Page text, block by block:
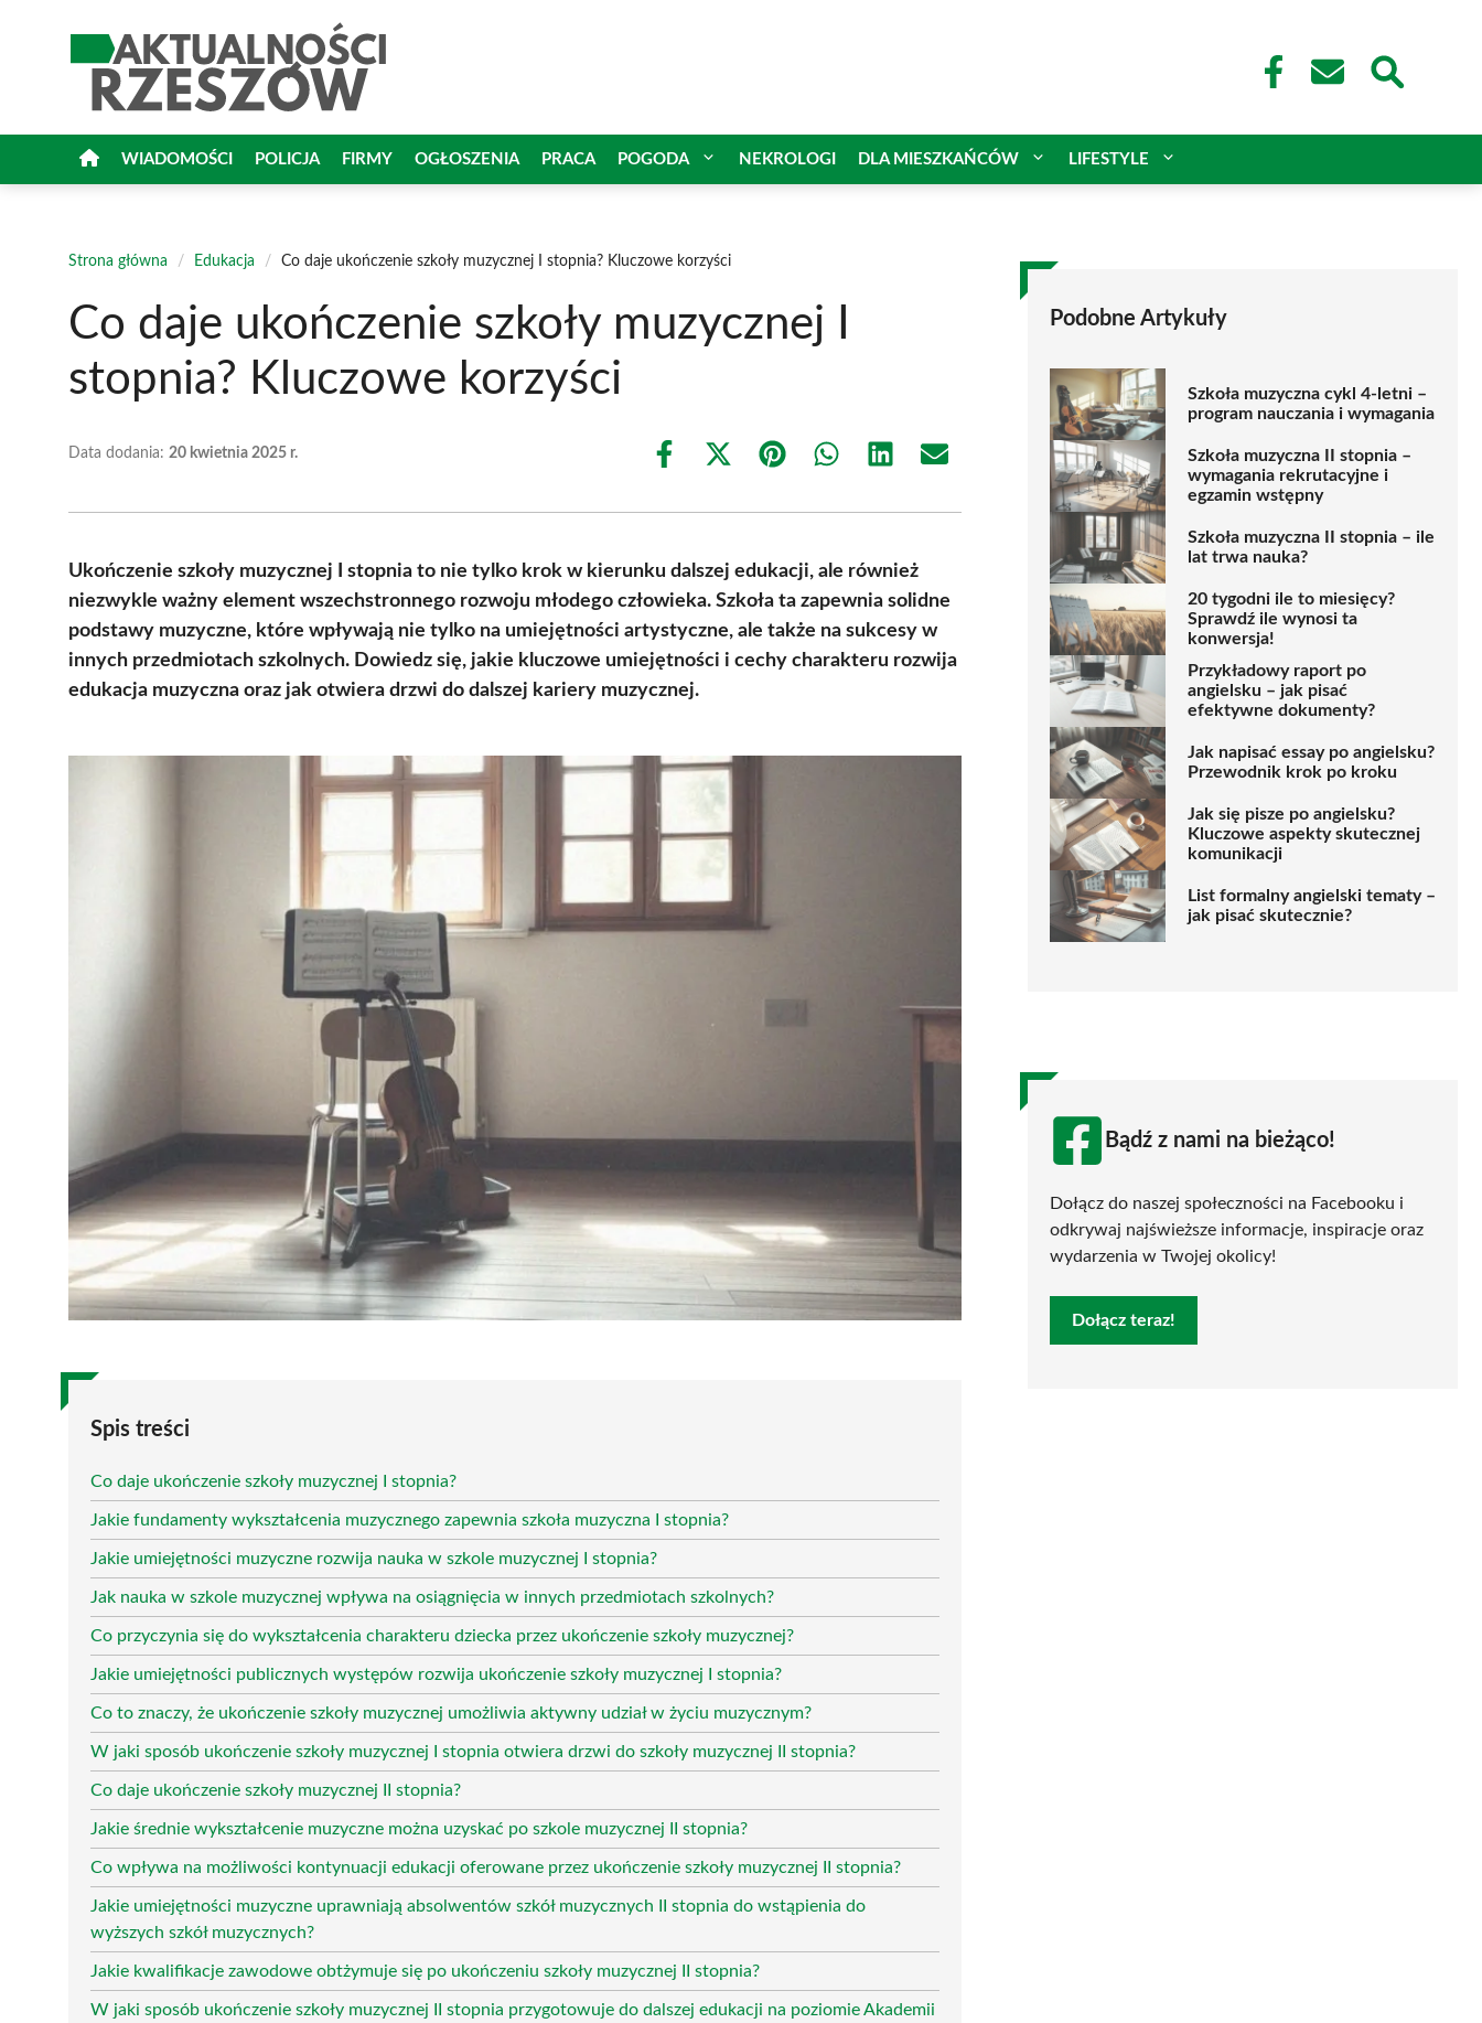
WIADOMOŚCI POLICJA FIRMY OGŁOSZENIA PRACA POGODA NEKROLOGI DLA MIESZKAŃCÓW LIFESTYLE
Strona główna / Edukacja / Co daje ukończenie szkoły muzycznej I stopnia? Kluczowe korzyści
Co daje ukończenie szkoły muzycznej I
stopnia? Kluczowe korzyści
Data dodania: 20 kwietnia 2025 r.
Share
Share
(Twitter)
Share Share Share Share
Ukończenie szkoły muzycznej I stopnia to nie tylko krok w kierunku dalszej edukacji, ale również
niezwykle ważny element wszechstronnego rozwoju młodego człowieka. Szkoła ta zapewnia solidne
podstawy muzyczne, które wpływają nie tylko na umiejętności artystyczne, ale także na sukcesy w
innych przedmiotach szkolnych. Dowiedz się, jakie kluczowe umiejętności i cechy charakteru rozwija
edukacja muzyczna oraz jak otwiera drzwi do dalszej kariery muzycznej.
Spis treści
Co daje ukończenie szkoły muzycznej I stopnia?
Jakie fundamenty wykształcenia muzycznego zapewnia szkoła muzyczna I stopnia?
Jakie umiejętności muzyczne rozwija nauka w szkole muzycznej I stopnia?
Jak nauka w szkole muzycznej wpływa na osiągnięcia w innych przedmiotach szkolnych?
Co przyczynia się do wykształcenia charakteru dziecka przez ukończenie szkoły muzycznej?
Jakie umiejętności publicznych występów rozwija ukończenie szkoły muzycznej I stopnia?
Co to znaczy, że ukończenie szkoły muzycznej umożliwia aktywny udział w życiu muzycznym?
W jaki sposób ukończenie szkoły muzycznej I stopnia otwiera drzwi do szkoły muzycznej II stopnia?
Co daje ukończenie szkoły muzycznej II stopnia?
Jakie średnie wykształcenie muzyczne można uzyskać po szkole muzycznej II stopnia?
Co wpływa na możliwości kontynuacji edukacji oferowane przez ukończenie szkoły muzycznej II stopnia?
Jakie umiejętności muzyczne uprawniają absolwentów szkół muzycznych II stopnia do wstąpienia do
wyższych szkół muzycznych?
Jakie kwalifikacje zawodowe obtżymuje się po ukończeniu szkoły muzycznej II stopnia?
W jaki sposób ukończenie szkoły muzycznej II stopnia przygotowuje do dalszej edukacji na poziomie Akademii
Podobne Artykuły
Szkoła muzyczna cykl 4-letni –
program nauczania i wymagania
Szkoła muzyczna II stopnia –
wymagania rekrutacyjne i
egzamin wstępny
Szkoła muzyczna II stopnia – ile
lat trwa nauka?
20 tygodni ile to miesięcy?
Sprawdź ile wynosi ta
konwersja!
Przykładowy raport po
angielsku – jak pisać
efektywne dokumenty?
Jak napisać essay po angielsku?
Przewodnik krok po kroku
Jak się pisze po angielsku?
Kluczowe aspekty skutecznej
komunikacji
List formalny angielski tematy –
jak pisać skutecznie?
Bądź z nami na bieżąco!
Dołącz do naszej społeczności na Facebooku i
odkrywaj najświeższe informacje, inspiracje oraz
wydarzenia w Twojej okolicy!
Dołącz teraz!